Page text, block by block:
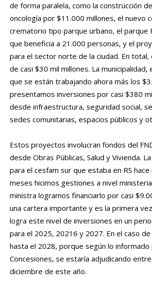
de forma paralela, como la construcción
oncología por $11.000 millones, el nuevo
crematorio tipo parque urbano, el parque
que beneficia a 21.000 personas, y el
para el sector norte de la ciudad. En total,
de casi $30 mil millones. La municipalidad,
que se están trabajando ahora más los
presentamos inversiones por casi $380
desde infraestructura, seguridad social,
sedes comunitarias, espacios públicos y
Estos proyectos involucran fondos del
desde Obras Públicas, Salud y Vivienda.
para el cesfam sur que estaba en RS
meses hicimos gestiones a nivel
ministra logramos financiarlo por casi
una cartera importante y es la primera
logra este nivel de inversiones en un
para el 2025, 20216 y 2027. En el caso de
hasta el 2028, porque según lo informado
Concesiones, se estaría adjudicando
diciembre de este año.